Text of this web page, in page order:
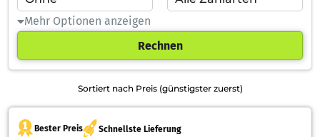
Mehr Optionen anzeigen
Rechnen
Sortiert nach Preis (günstigster zuerst)
Bester Preis Schnellste Lieferung